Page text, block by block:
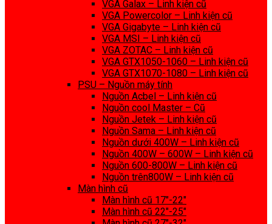
VGA Galax – Linh kiện cũ
VGA Powercolor – Linh kiện cũ
VGA Gigabyte – Linh kiện cũ
VGA MSI – Linh kiện cũ
VGA ZOTAC – Linh kiện cũ
VGA GTX1050-1060 – Linh kiện cũ
VGA GTX1070-1080 – Linh kiện cũ
PSU – Nguồn máy tính
Nguồn Acbel – Linh kiện cũ
Nguồn cool Master – Cũ
Nguồn Jetek – Linh kiện cũ
Nguồn Sama – Linh kiện cũ
Nguồn dưới 400W – Linh kiện cũ
Nguồn 400W – 600W – Linh kiện cũ
Nguồn 600-800W – Linh kiện cũ
Nguồn trên800W – Linh kiện cũ
Màn hình cũ
Màn hình cũ 17″-22″
Màn hình cũ 22″-25″